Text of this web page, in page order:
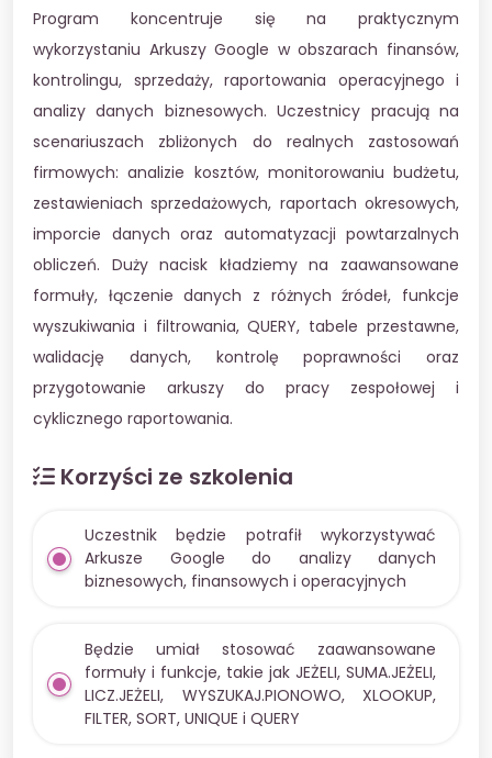
Program koncentruje się na praktycznym
wykorzystaniu Arkuszy Google w obszarach finansów,
kontrolingu, sprzedaży, raportowania operacyjnego i
analizy danych biznesowych. Uczestnicy pracują na
scenariuszach zbliżonych do realnych zastosowań
firmowych: analizie kosztów, monitorowaniu budżetu,
zestawieniach sprzedażowych, raportach okresowych,
imporcie danych oraz automatyzacji powtarzalnych
obliczeń. Duży nacisk kładziemy na zaawansowane
formuły, łączenie danych z różnych źródeł, funkcje
wyszukiwania i filtrowania, QUERY, tabele przestawne,
walidację danych, kontrolę poprawności oraz
przygotowanie arkuszy do pracy zespołowej i
cyklicznego raportowania.
Korzyści ze szkolenia
Uczestnik będzie potrafił wykorzystywać
Arkusze Google do analizy danych
biznesowych, finansowych i operacyjnych
Będzie umiał stosować zaawansowane
formuły i funkcje, takie jak JEŻELI, SUMA.JEŻELI,
LICZ.JEŻELI, WYSZUKAJ.PIONOWO, XLOOKUP,
FILTER, SORT, UNIQUE i QUERY